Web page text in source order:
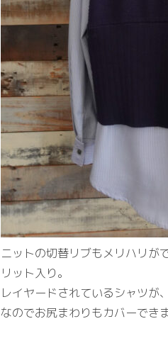
ニットの切替リブもメリハリが
リット入り。
レイヤードされているシャツが
なのでお尻まわりもカバーできま